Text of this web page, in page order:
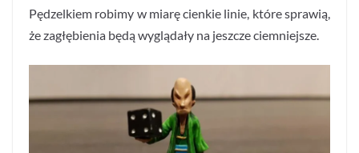
Pędzelkiem robimy w miarę cienkie linie, które sprawią,
że zagłębienia będą wyglądały na jeszcze ciemniejsze.